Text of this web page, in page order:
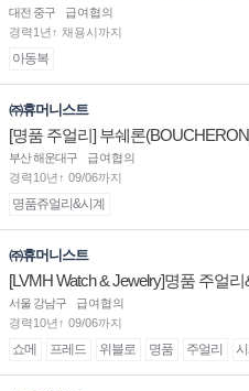
대전 중구
급여협의
경력1년↑ 채용시까지
아동복
㈜휴머니스트
[명품 주얼리] 부쉐론
점 판매사원 채용
부산 해운대구
급여협의
경력10년↑ 09/06까지
명품쥬얼리&시계
㈜휴머니스트
[LVMH Watch & Jewelry]명품 주얼
장/부점장/판매사원 채용
서울 강남구
급여협의
경력10년↑ 09/06까지
쇼메 프레드 위블로 명품 주얼리